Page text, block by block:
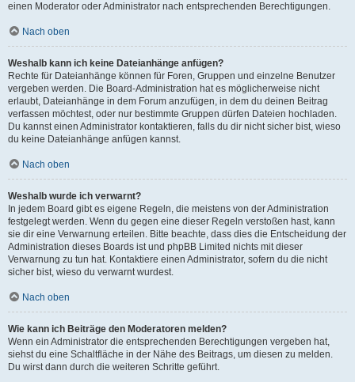
einen Moderator oder Administrator nach entsprechenden Berechtigungen.
Nach oben
Weshalb kann ich keine Dateianhänge anfügen?
Rechte für Dateianhänge können für Foren, Gruppen und einzelne Benutzer
vergeben werden. Die Board-Administration hat es möglicherweise nicht
erlaubt, Dateianhänge in dem Forum anzufügen, in dem du deinen Beitrag
verfassen möchtest, oder nur bestimmte Gruppen dürfen Dateien hochladen.
Du kannst einen Administrator kontaktieren, falls du dir nicht sicher bist, wieso
du keine Dateianhänge anfügen kannst.
Nach oben
Weshalb wurde ich verwarnt?
In jedem Board gibt es eigene Regeln, die meistens von der Administration
festgelegt werden. Wenn du gegen eine dieser Regeln verstoßen hast, kann
sie dir eine Verwarnung erteilen. Bitte beachte, dass dies die Entscheidung der
Administration dieses Boards ist und phpBB Limited nichts mit dieser
Verwarnung zu tun hat. Kontaktiere einen Administrator, sofern du die nicht
sicher bist, wieso du verwarnt wurdest.
Nach oben
Wie kann ich Beiträge den Moderatoren melden?
Wenn ein Administrator die entsprechenden Berechtigungen vergeben hat,
siehst du eine Schaltfläche in der Nähe des Beitrags, um diesen zu melden.
Du wirst dann durch die weiteren Schritte geführt.